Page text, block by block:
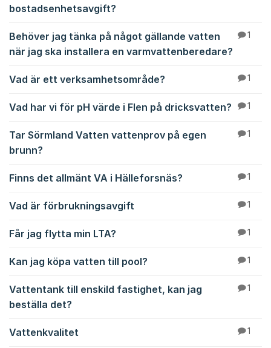
bostadsenhetsavgift?
Behöver jag tänka på något gällande vatten
när jag ska installera en varmvattenberedare?
1
Vad är ett verksamhetsområde? 1
Vad har vi för pH värde i Flen på dricksvatten? 1
Tar Sörmland Vatten vattenprov på egen
brunn?
1
Finns det allmänt VA i Hälleforsnäs? 1
Vad är förbrukningsavgift 1
Får jag flytta min LTA? 1
Kan jag köpa vatten till pool? 1
Vattentank till enskild fastighet, kan jag
beställa det?
1
Vattenkvalitet 1